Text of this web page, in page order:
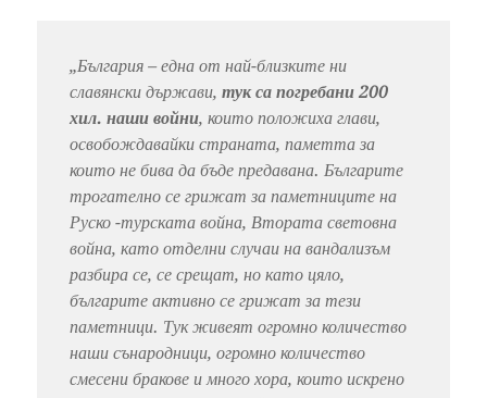
„България – една от най-близките ни
славянски държави, тук са погребани 200
хил. наши войни, които положиха глави,
освобождавайки страната, паметта за
които не бива да бъде предавана. Българите
трогателно се грижат за паметниците на
Руско -турската война, Втората световна
война, като отделни случаи на вандализъм
разбира се, се срещат, но като цяло,
българите активно се грижат за тези
паметници. Тук живеят огромно количество
наши сънародници, огромно количество
смесени бракове и много хора, които искрено